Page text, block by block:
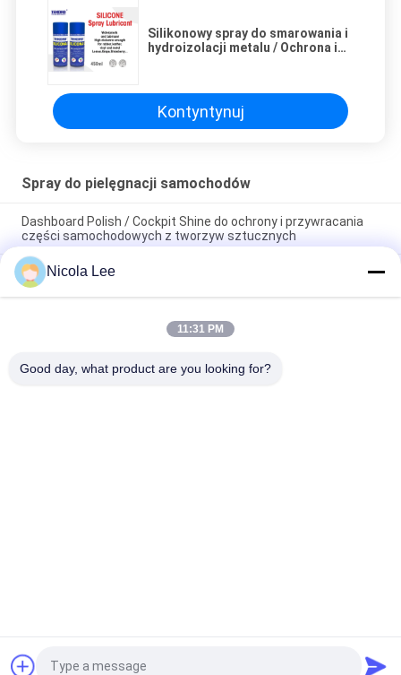
Silikonowy spray do smarowania i
hydroizolacji metalu / Ochrona i
Kontyntynuj
Spray do pielęgnacji samochodów
Dashboard Polish / Cockpit Shine do ochrony i przywracania
części samochodowych z tworzyw sztucznych
Spray do czyszczenia opon / spray do pielęgnacji
samochodów do ochrony ścian bocznych przed
promieniowaniem UV i opon
Nietoksyczny uszczelniacz opon i inflator do mocowania
Nicola Lee
11:31 PM
Good day, what product are you looking for?